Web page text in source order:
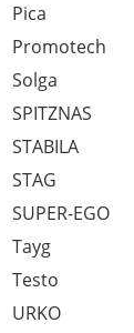
Pica
Promotech
Solga
SPITZNAS
STABILA
STAG
SUPER-EGO
Tayg
Testo
URKO